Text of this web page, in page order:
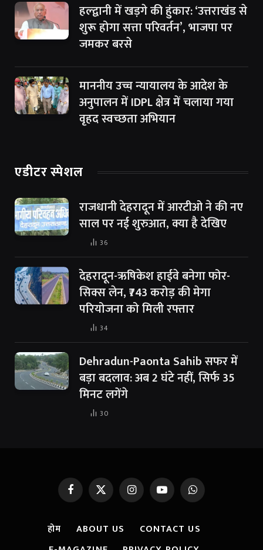
हल्द्वानी में खड़गे की हुंकार: ‘उत्तराखंड से
शुरू होगा सत्ता परिवर्तन’, भाजपा पर
जमकर बरसे
माननीय उच्च न्यायालय के आदेश के
अनुपालन में IDPL क्षेत्र में चलाया गया
वृहद स्वच्छता अभियान
एडीटर स्पेशल
राजधानी देहरादून में आरटीओ ने की नए
साल पर नई शुरुआत, क्या है देखिए
36
देहरादून-ऋषिकेश हाईवे बनेगा फोर-
सिक्स लेन, ₹743 करोड़ की मेगा
परियोजना को मिली रफ्तार
34
Dehradun-Paonta Sahib सफर में
बड़ा बदलाव: अब 2 घंटे नहीं, सिर्फ 35
मिनट लगेंगे
30
FacebookX
(Twitter)
InstagramYouTubeWhatsApp
होम ABOUT US
CONTACT US